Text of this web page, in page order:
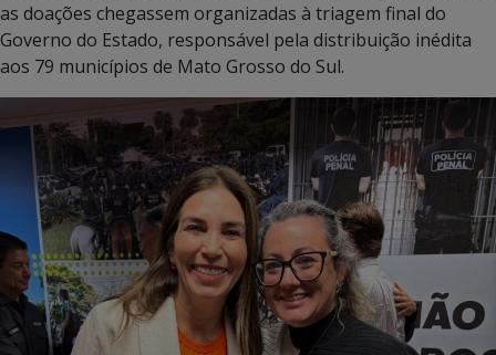
as doações chegassem organizadas à triagem final do
Governo do Estado, responsável pela distribuição inédita
aos 79 municípios de Mato Grosso do Sul.